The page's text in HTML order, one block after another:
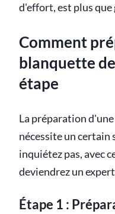
d'effort, est plus
Comment
blanquette
étape
La préparation
nécessite un certain
inquiétez pas, avec
deviendrez un
Étape 1 :